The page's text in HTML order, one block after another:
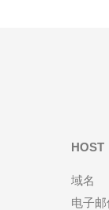
HOST
域名
电子